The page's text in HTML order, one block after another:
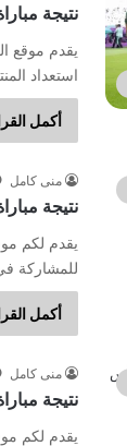
نتيجة
يقدم موقع
استعداد المنتخبان
أكمل
منى كامل
نتيجة
يقدم لكم
للمشاركة
أكمل
منى كامل
نتيجة
يقدم لكم